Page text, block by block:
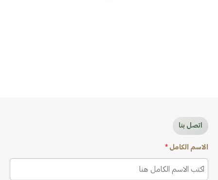
اتصل بنا
الاسم الكامل *